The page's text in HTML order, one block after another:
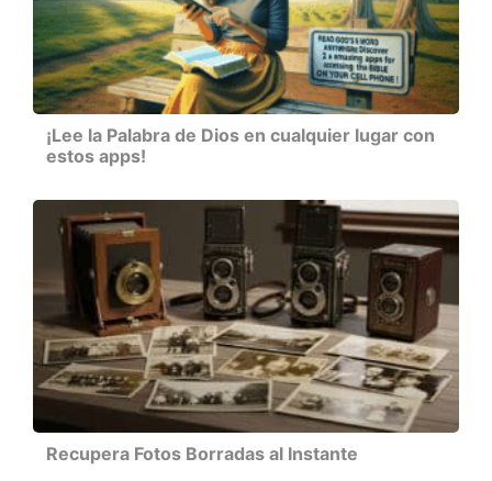
¡Lee la Palabra de Dios en cualquier lugar con
estos apps!
Recupera Fotos Borradas al Instante